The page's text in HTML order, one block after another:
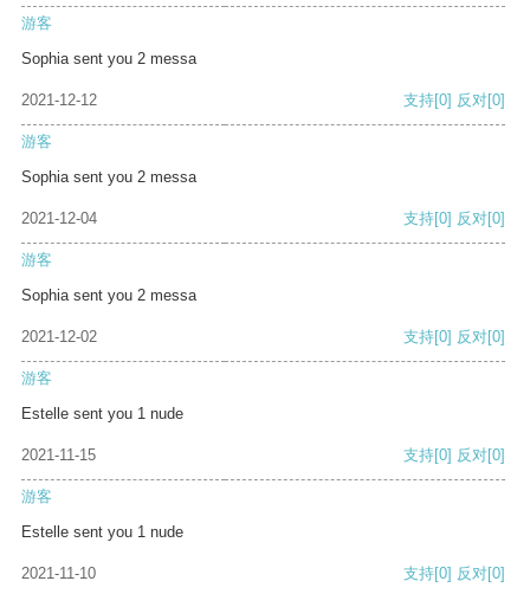
游客
Sophia sent you 2 messa
2021-12-12 支持[0] 反对[0]
游客
Sophia sent you 2 messa
2021-12-04 支持[0] 反对[0]
游客
Sophia sent you 2 messa
2021-12-02 支持[0] 反对[0]
游客
Estelle sent you 1 nude
2021-11-15 支持[0] 反对[0]
游客
Estelle sent you 1 nude
2021-11-10 支持[0] 反对[0]